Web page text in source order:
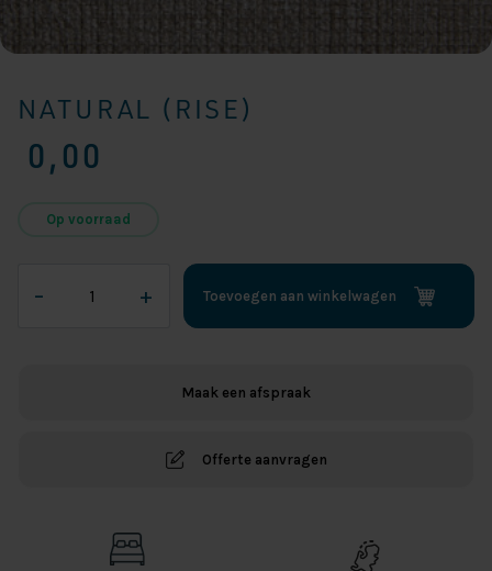
NATURAL (RISE)
0,00
Op voorraad
–
(Rise)
+ Toevoegen aan winkelwagen
Maak een afspraak
Offerte aanvragen